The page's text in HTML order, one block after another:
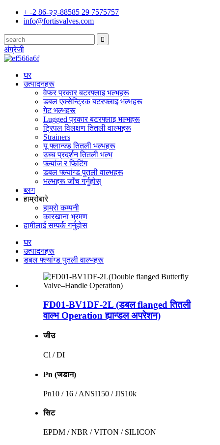
+ -2 86-२२-88585 29 7575757
info@fortisvalves.com
अंग्रेजी
घर
उत्पादनहरू
वेफर प्रकार बटरफ्लाइ भल्भहरू
डबल एक्सेन्ट्रिक बटरफ्लाइ भल्भहरू
गेट भल्भहरू
Lugged प्रकार बटरफ्लाइ भल्भहरू
ट्रिपल विलक्षण तितली वाल्भहरू
Strainers
यू फ्लान्ज्ड तितली भल्भहरू
उच्च प्रदर्शन तितली भल्भ
फ्ल्यांज र फिटिंग
डबल फ्ल्यांग्ड पुतली वाल्भहरू
भल्भहरू जाँच गर्नुहोस्
ब्लग
हाम्रोबारे
हाम्रो कम्पनी
कारखाना भ्रमण
हामीलाई सम्पर्क गर्नुहोस
घर
उत्पादनहरू
डबल फ्ल्यांग्ड पुतली वाल्भहरू
FD01-BV1DF-2L (डबल flanged तितली
वाल्भ Operation ह्यान्डल अपरेशन)
जीउ
Cl / DI
Pn (जडान)
Pn10 / 16 / ANSI150 / JIS10k
सिट
EPDM / NBR / VITON / SILICON